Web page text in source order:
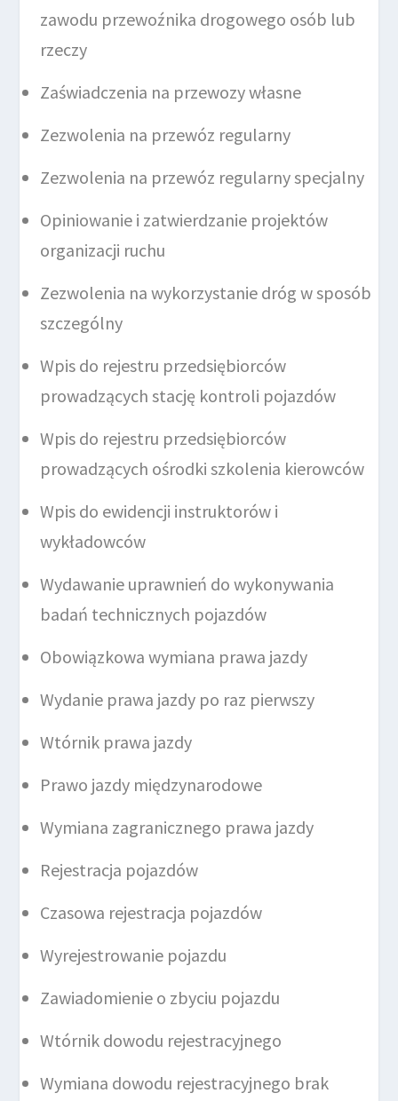
zawodu przewoźnika drogowego osób lub
rzeczy
Zaświadczenia na przewozy własne
Zezwolenia na przewóz regularny
Zezwolenia na przewóz regularny specjalny
Opiniowanie i zatwierdzanie projektów
organizacji ruchu
Zezwolenia na wykorzystanie dróg w sposób
szczególny
Wpis do rejestru przedsiębiorców
prowadzących stację kontroli pojazdów
Wpis do rejestru przedsiębiorców
prowadzących ośrodki szkolenia kierowców
Wpis do ewidencji instruktorów i
wykładowców
Wydawanie uprawnień do wykonywania
badań technicznych pojazdów
Obowiązkowa wymiana prawa jazdy
Wydanie prawa jazdy po raz pierwszy
Wtórnik prawa jazdy
Prawo jazdy międzynarodowe
Wymiana zagranicznego prawa jazdy
Rejestracja pojazdów
Czasowa rejestracja pojazdów
Wyrejestrowanie pojazdu
Zawiadomienie o zbyciu pojazdu
Wtórnik dowodu rejestracyjnego
Wymiana dowodu rejestracyjnego brak